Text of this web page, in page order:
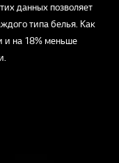
данных позволяет
типа белья. Как
и на 18% меньше